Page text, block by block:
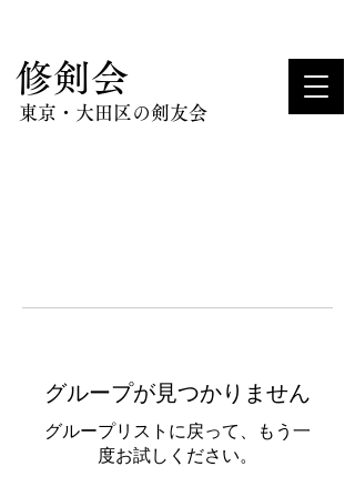
​修剣会
東京・大田区の剣友会
グループが見つかりません
グループリストに戻って、もう一
度お試しください。